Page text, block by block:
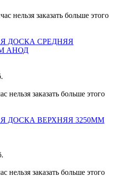
нельзя заказать больше этого
ДОСКА СРЕДНЯЯ
АНОД
нельзя заказать больше этого
ДОСКА ВЕРХНЯЯ 3250ММ
нельзя заказать больше этого